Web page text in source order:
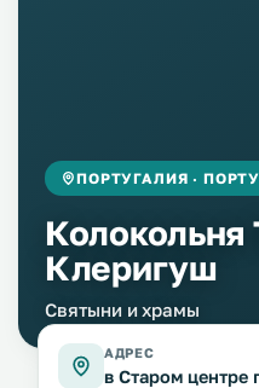
ПОРТУГАЛИЯ · ПОРТУ
Клеригуш
Святыни и храмы
АДРЕС
в Старом центре